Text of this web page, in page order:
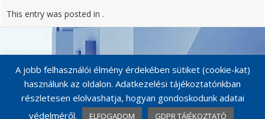
This entry was posted in .
Post
navigation
A jobb felhasználói élmény érdekében sütiket (cookie-kat)
használunk az oldalon. Adatkezelési tájékoztatónkban
részletesen elolvashatja, hogyan gondoskodunk adatai
védelméről.
ELFOGADOM GDPR TÁJÉKOZTATÓ